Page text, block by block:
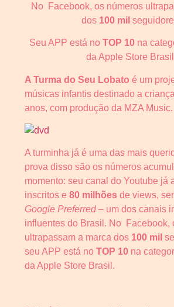
No Facebook, os números
dos 100 mil
Seu APP está no TOP 10 na
da Apple Store
A Turma do Seu Lobato é um
músicas infantis destinado a
anos, com produção da MZA Music.
A turminha já é uma das mais
prova disso são os números
momento: seu canal do Youtube já
inscritos e 80 milhões de views,
Google Preferred – um dos canais
influentes do Brasil. No Facebook,
ultrapassam a marca dos 100 mil
seu APP está no TOP 10 na
da Apple Store Brasil.